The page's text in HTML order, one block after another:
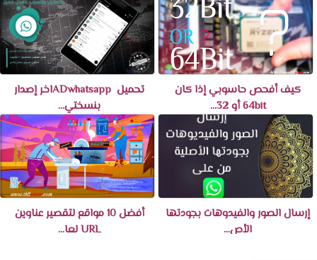
تحميل ‏ADwhatsapp ‎اخر إصدار
بنسختي...
كيف أفحص حاسوبي إذا كان
64bit أو 32...
أفضل 10 مواقع لتقصير عناوين
URL لعا...
إرسال الصور والفيدوهات بجودتها
الأص...